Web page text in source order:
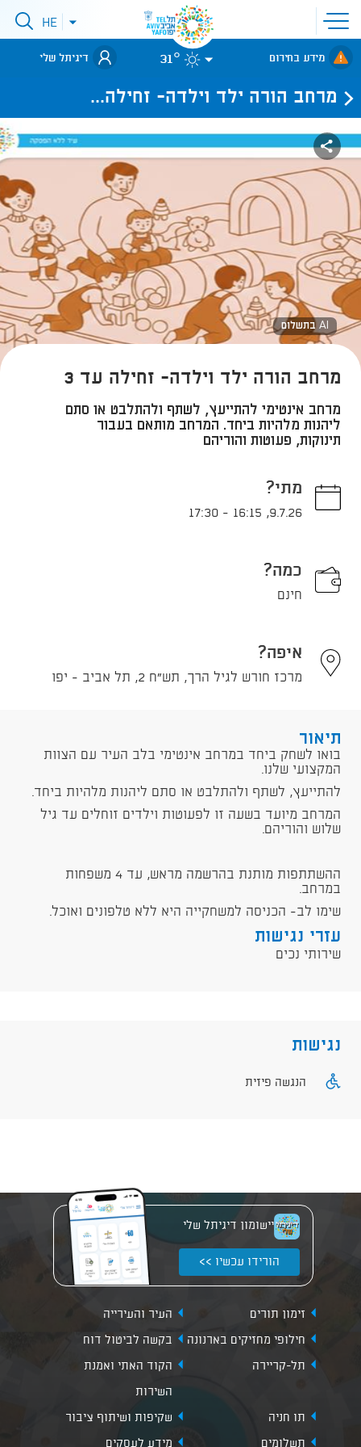
פתיחת
תפריט
אתר
לאתר עיריית
תל-אביב
פתיחתHE
מידע בחירום 31° דיגיתל שלי
מרחב הורה ילד וילדה- זחילה...
AI בתשלום
מרחב הורה ילד וילדה- זחילה עד 3
מרחב אינטימי להתייעץ, לשתף ולהתלבט או סתם
ליהנות מלהיות ביחד. המרחב מותאם בעבור
תינוקות, פעוטות והוריהם
מתי?
9.7.26
,
16:15
-
17:30
כמה?
חינם
איפה?
מרכז חורש לגיל הרך, תש"ח 2, תל אביב - יפו
תיאור
בואו לשחק ביחד במרחב אינטימי בלב העיר עם הצוות
המקצועי שלנו.
להתייעץ, לשתף ולהתלבט או סתם ליהנות מלהיות ביחד.
המרחב מיועד בשעה זו לפעוטות וילדים זוחלים עד גיל
שלוש והוריהם.
ההשתתפות מותנת בהרשמה מראש, עד 4 משפחות
במרחב.
שימו לב- הכניסה למשחקייה היא ללא טלפונים ואוכל.
עזרי נגישות
שירותי נכים
נגישות
הנגשה פיזית
יישומון דיגיתל שלי
הורידו עכשיו >>
זימון תורים
העיר והעירייה
חילופי מחזיקים בארנונה
בקשה לביטול דוח
תל-קריירה
הקוד האתי ואמנת
השירות
תו חניה
שקיפות ושיתוף ציבור
תשלומים
מידע לעסקים